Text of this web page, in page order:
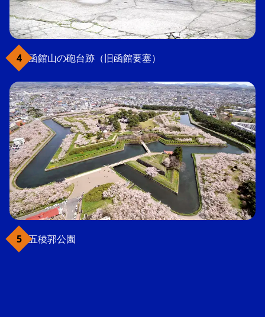
函館山の砲台跡（旧函館要塞）
五稜郭公園